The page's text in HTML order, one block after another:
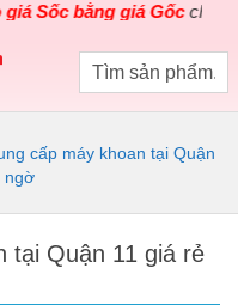
bằng giá Gốccho các
cấp máy khoan tại Quận
ngờ
tại Quận 11 giá rẻ